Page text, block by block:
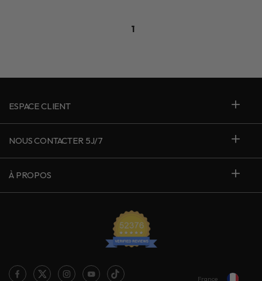
1
ESPACE CLIENT
NOUS CONTACTER 5J/7
À PROPOS
France